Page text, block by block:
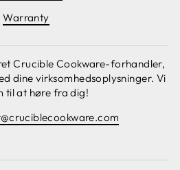
Warranty
Crucible Cookware-forhandler,
dine virksomhedsoplysninger. Vi
til at høre fra dig!